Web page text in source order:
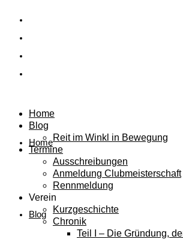
Home
Blog
Home
Blog
Reit im Winkl in Bewegung
Termine
Ausschreibungen
Anmeldung Clubmeisterschaft
Rennmeldung
Verein
Kurzgeschichte
Chronik
Teil I – Die Gründung,